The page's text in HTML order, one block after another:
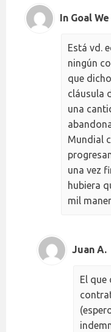
In Goal
Está vd.
ningún
que
cláusula
una
Mundial
una vez
hubiera
mil
Juan A.
El que